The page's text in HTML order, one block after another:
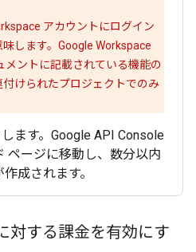
アカウントにログイン
します。Google Workspace
メントに記載されている機能の
けられたプロジェクトでのみ
します。Google API Console
ページに移動し、数分以内
成されます。
対する課金を有効にす